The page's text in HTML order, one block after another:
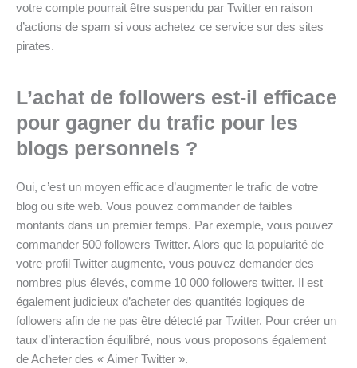
votre compte pourrait être suspendu par Twitter en raison
d’actions de spam si vous achetez ce service sur des sites
pirates.
L’achat de followers est-il efficace
pour gagner du trafic pour les
blogs personnels ?
Oui, c’est un moyen efficace d’augmenter le trafic de votre
blog ou site web. Vous pouvez commander de faibles
montants dans un premier temps. Par exemple, vous pouvez
commander 500 followers Twitter. Alors que la popularité de
votre profil Twitter augmente, vous pouvez demander des
nombres plus élevés, comme 10 000 followers twitter. Il est
également judicieux d’acheter des quantités logiques de
followers afin de ne pas être détecté par Twitter. Pour créer un
taux d’interaction équilibré, nous vous proposons également
de Acheter des « Aimer Twitter ».